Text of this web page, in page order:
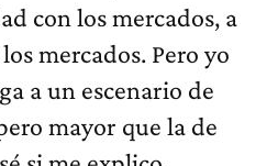
con los mercados, a
mercados. Pero yo
a un escenario de
mayor que la de